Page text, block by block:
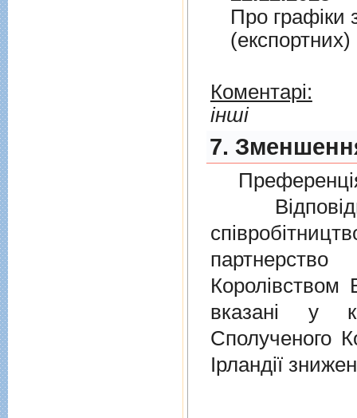
Про графiки
Коментарі:
інші
7.
Королівством
вказані у
Сполученого
Ірландії